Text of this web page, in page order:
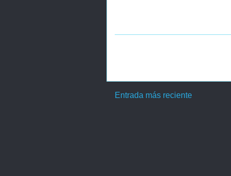
Entrada más reciente